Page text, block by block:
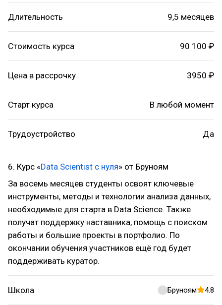
Длительность 9,5 месяцев
Стоимость курса 90 100 ₽
Цена в рассрочку 3950 ₽
Старт курса В любой момент
Трудоустройство Да
6. Курс «Data Scientist с нуля» от Бруноям
За восемь месяцев студенты освоят ключевые
инструменты, методы и технологии анализа данных,
необходимые для старта в Data Science. Также
получат поддержку наставника, помощь с поиском
работы и большие проекты в портфолио. По
окончании обучения участников ещё год будет
поддерживать куратор.
Школа Бруноям 4.8